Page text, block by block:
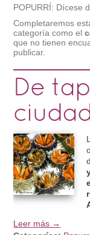
POPURRÍ: Dícese
Completaremos
categoría como el
que no tienen
publicar.
De
Leer más →